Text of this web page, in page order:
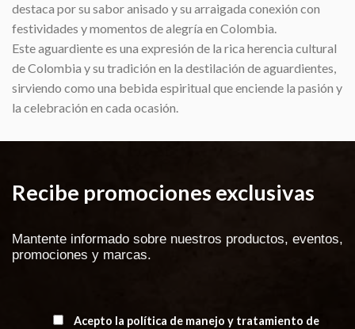
destaca por su sabor anisado y su arraigada conexión con
festividades y momentos de alegría en Colombia.
Este aguardiente es una expresión de la rica herencia cultural
de Colombia y su tradición en la destilación de aguardientes,
sirviendo como una bebida espiritual que enciende la pasión y
la celebración en cada ocasión.
Recibe promociones exclusivas
Mantente informado sobre nuestros productos, eventos,
promociones y marcas.
Acepto la política de manejo y tratamiento de